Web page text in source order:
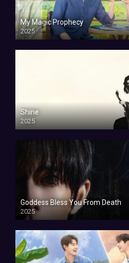
My Magic Prophecy
2025
Shine
2025
Goddess Bless You From Death
2025